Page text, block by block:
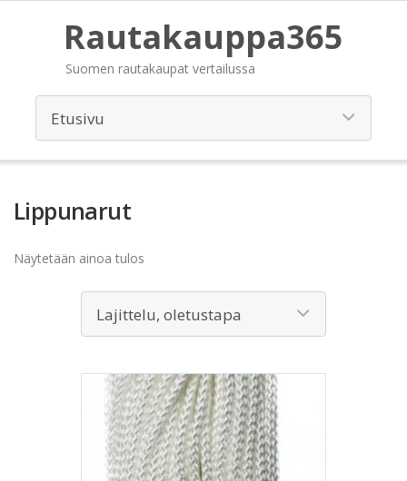
Rautakauppa365
Suomen rautakaupat vertailussa
Lippunarut
Näytetään ainoa tulos